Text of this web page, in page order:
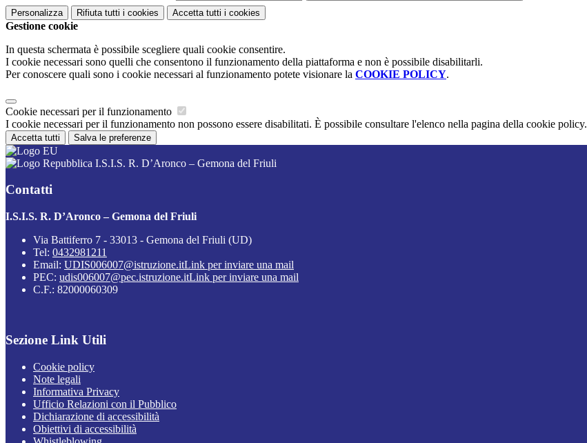
Personalizza Rifiuta tutti i cookies Accetta tutti i cookies
Gestione cookie
In questa schermata è possibile scegliere quali cookie consentire.
I cookie necessari sono quelli che consentono il funzionamento della piattaforma e non è possibile disabilitarli.
Per conoscere quali sono i cookie necessari al funzionamento potete visionare la COOKIE POLICY.
Cookie necessari per il funzionamento
I cookie necessari per il funzionamento non possono essere disabilitati. È possibile consultare l'elenco nella pagina della cookie policy.
Accetta tutti Salva le preferenze
I.S.I.S. R. D’Aronco – Gemona del Friuli
Contatti
I.S.I.S. R. D’Aronco – Gemona del Friuli
Via Battiferro 7 - 33013 - Gemona del Friuli (UD)
Tel: 0432981211
Email: UDIS006007@istruzione.itLink per inviare una mail
PEC: udis006007@pec.istruzione.itLink per inviare una mail
C.F.: 82000060309
Sezione Link Utili
Cookie policy
Note legali
Informativa Privacy
Ufficio Relazioni con il Pubblico
Dichiarazione di accessibilità
Obiettivi di accessibilità